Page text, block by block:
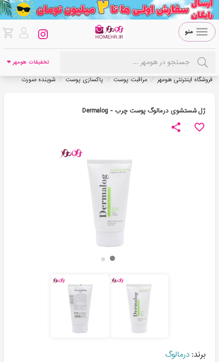
منو
تخفیفات هومهر ❤
فروشگاه اینترنتی هومهر / مراقبت پوست / پاکسازی پوست / شوینده صورت
ژل شستشوی درمالوگ پوست چرب - Dermalog
برند: درمالوگ